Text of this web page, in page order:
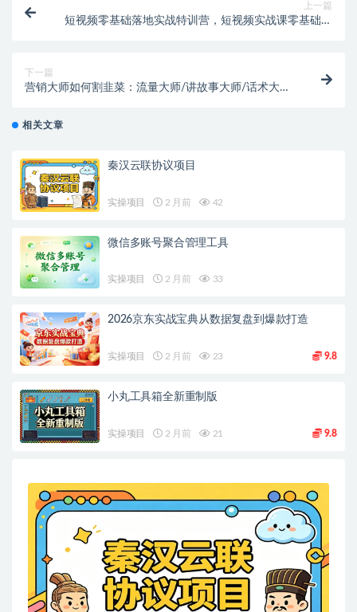
上一篇
短视频零基础落地实战特训营，短视频实战课零基础到
下一篇
营销大师如何割韭菜：流量大师/讲故事大师/话术大师/
相关文章
秦汉云联协议项目
实操项目 2 月前 42
微信多账号聚合管理工具
实操项目 2 月前 33
2026京东实战宝典从数据复盘到爆款打造
实操项目 2 月前 23 9.8
小丸工具箱全新重制版
实操项目 2 月前 21 9.8